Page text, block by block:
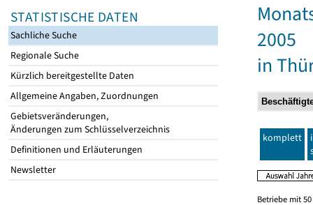
STATISTISCHE DATEN
Sachliche Suche
Regionale Suche
Kürzlich bereitgestellte Daten
Allgemeine Angaben, Zuordnungen
Gebietsveränderungen,
Änderungen zum Schlüsselverzeichnis
Definitionen und Erläuterungen
Newsletter
2005
in
komplett
Betriebe mit